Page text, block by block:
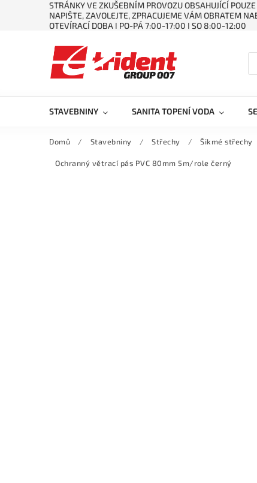
STRÁNKY VE ZKUŠEBNÍM PROVOZU OBSAHUJÍCÍ
NAPIŠTE, ZAVOLEJTE, ZPRACUJEME VÁM OBRATEM
OTEVÍRACÍ DOBA ǀ PO-PÁ 7:00-17:00 ǀ SO 8:00-12:00
STAVEBNINY SANITA TOPENÍ VODA
Domů / Stavebniny / Střechy / Šikmé střechy
Ochranný větrací pás PVC 80mm 5m/role černý